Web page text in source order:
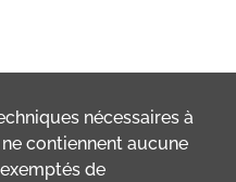
nécessaires à
contiennent aucune
de